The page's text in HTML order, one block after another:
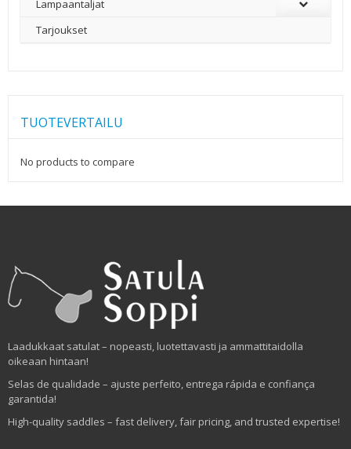
Lampaantaljat
Tarjoukset
TUOTEVERTAILU
No products to compare
Laadukkaat satulat – nopeasti, luotettavasti ja ammattitaidolla
oikeaan hintaan!
Selas de qualidade – ajuste perfeito, entrega rápida e confiança
garantida!
High-quality saddles – fast delivery, fair pricing, and trusted expertise!